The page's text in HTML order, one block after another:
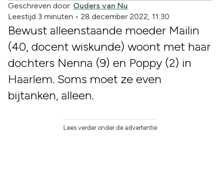
Geschreven door: Ouders van Nu
Leestijd 3 minuten • 28 december 2022, 11:30
Bewust alleenstaande moeder Mailin
(40, docent wiskunde) woont met haar
dochters Nenna (9) en Poppy (2) in
Haarlem. Soms moet ze even
bijtanken, alleen.
Lees verder onder de advertentie